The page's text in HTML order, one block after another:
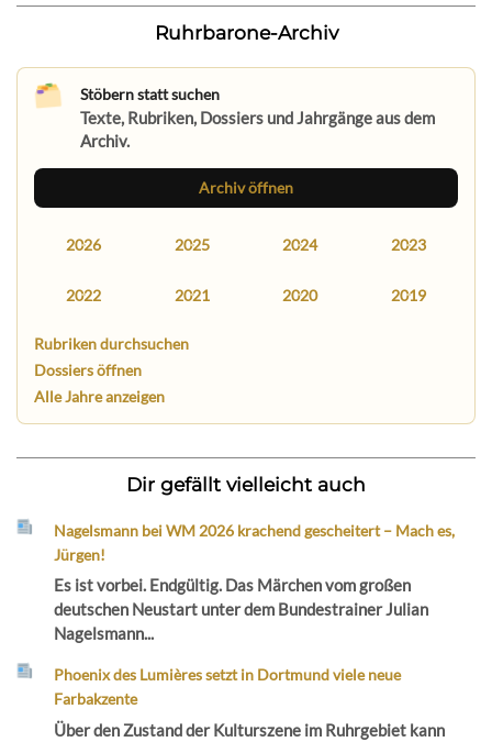
Ruhrbarone-Archiv
Stöbern statt suchen
Texte, Rubriken, Dossiers und Jahrgänge aus dem
Archiv.
Archiv öffnen
2026 2025 2024 2023
2022 2021 2020 2019
Rubriken durchsuchen
Dossiers öffnen
Alle Jahre anzeigen
Dir gefällt vielleicht auch
Nagelsmann bei WM 2026 krachend gescheitert – Mach es,
Jürgen!
Es ist vorbei. Endgültig. Das Märchen vom großen
deutschen Neustart unter dem Bundestrainer Julian
Nagelsmann...
Phoenix des Lumières setzt in Dortmund viele neue
Farbakzente
Über den Zustand der Kulturszene im Ruhrgebiet kann